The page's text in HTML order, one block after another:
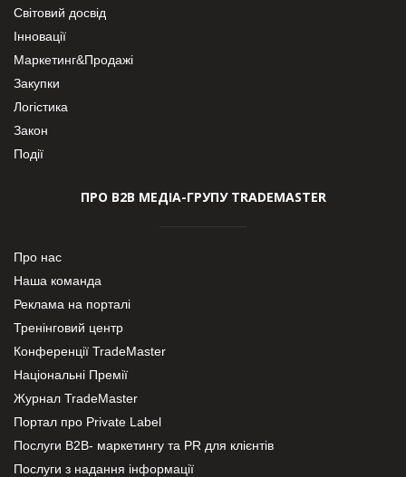
Світовий досвід
Інновації
Маркетинг&Продажі
Закупки
Логістика
Закон
Події
ПРО В2В МЕДІА-ГРУПУ TRADEMASTER
Про нас
Наша команда
Реклама на порталі
Тренінговий центр
Конференції TradeMaster
Національні Премії
Журнал TradeMaster
Портал про Private Label
Послуги В2В- маркетингу та PR для клієнтів
Послуги з надання інформації